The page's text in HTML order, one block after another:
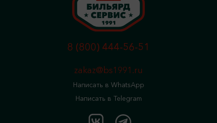
8 (800) 444-56-51
zakaz@bs1991.ru
Написать в WhatsApp
Написать в Telegram